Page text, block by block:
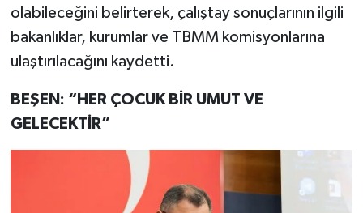
olabileceğini belirterek, çalıştay sonuçlarının ilgili
bakanlıklar, kurumlar ve TBMM komisyonlarına
ulaştırılacağını kaydetti.
BEŞEN: “HER ÇOCUK BİR UMUT VE
GELECEKTİR”